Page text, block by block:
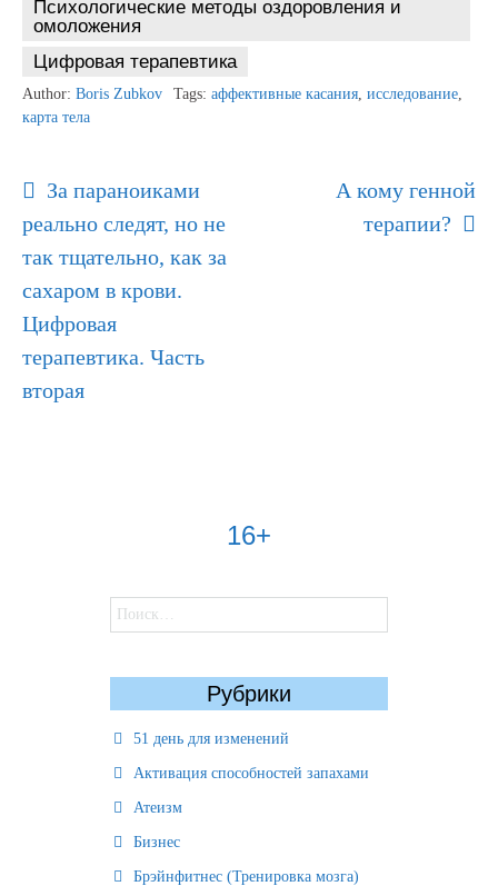
Психологические методы оздоровления и
омоложения
Цифровая терапевтика
Author: Boris Zubkov Tags: аффективные касания, исследование,
карта тела
Post
Navigation
За параноиками
реально следят, но не
так тщательно, как за
сахаром в крови.
Цифровая
терапевтика. Часть
вторая
А кому генной
терапии?
16+
Найти:
Рубрики
51 день для изменений
Активация способностей запахами
Атеизм
Бизнес
Брэйнфитнес (Тренировка мозга)